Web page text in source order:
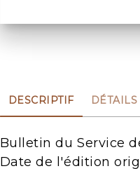
DESCRIPTIF DÉTAILS
Bulletin du Service
Date de l'édition